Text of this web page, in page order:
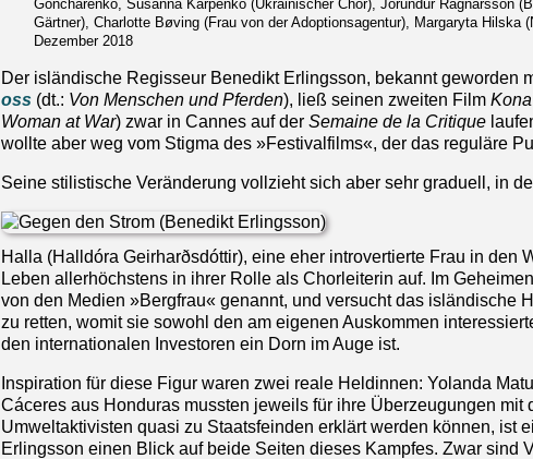
Goncharenko, Susanna Karpenko (Ukrainischer Chor), Jörundur Ragnarsson
Gärtner), Charlotte Bøving (Frau von der Adoptionsagentur), Margaryta Hilska
Dezember 2018
Der isländische Regisseur Benedikt Erlingsson, bekannt geworden
oss (dt.: Von Menschen und Pferden), ließ seinen zweiten Film
Woman at War) zwar in Cannes auf der Semaine de la Critique
wollte aber weg vom Stigma des »Festivalfilms«, der das reguläre
Seine stilistische Veränderung vollzieht sich aber sehr graduell, in
Halla (Halldóra Geirharðsdóttir), eine eher introvertierte Frau in den
Leben allerhöchstens in ihrer Rolle als Chorleiterin auf. Im
von den Medien »Bergfrau« genannt, und versucht das isländische
zu retten, womit sie sowohl den am eigenen Auskommen
den internationalen Investoren ein Dorn im Auge ist.
Inspiration für diese Figur waren zwei reale Heldinnen: Yolanda
Cáceres aus Honduras mussten jeweils für ihre Überzeugungen mit
Umweltaktivisten quasi zu Staatsfeinden erklärt werden können, ist
Erlingsson einen Blick auf beide Seiten dieses Kampfes. Zwar sind